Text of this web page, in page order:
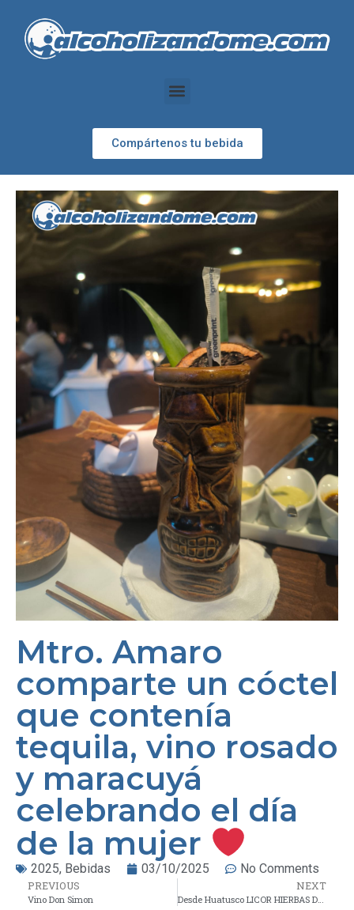
Compártenos tu bebida
Mtro. Amaro
comparte un cóctel
que contenía
tequila, vino rosado
y maracuyá
celebrando el día
de la mujer
2025, Bebidas 03/10/2025 No Comments
PREVIOUS
Vino Don Simon
NEXT
Desde Huatusco LICOR HIERBAS DE MARZO